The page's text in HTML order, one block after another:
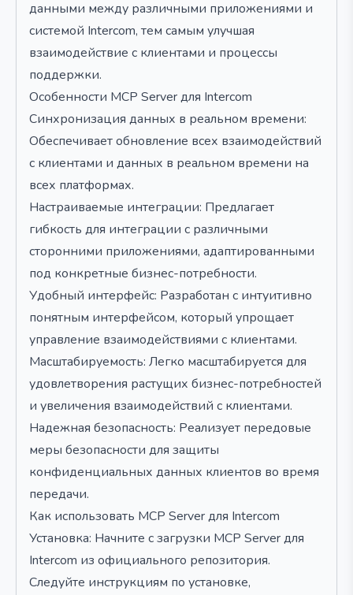
данными между различными приложениями и
системой Intercom, тем самым улучшая
взаимодействие с клиентами и процессы
поддержки.
Особенности MCP Server для Intercom
Синхронизация данных в реальном времени:
Обеспечивает обновление всех взаимодействий
с клиентами и данных в реальном времени на
всех платформах.
Настраиваемые интеграции: Предлагает
гибкость для интеграции с различными
сторонними приложениями, адаптированными
под конкретные бизнес-потребности.
Удобный интерфейс: Разработан с интуитивно
понятным интерфейсом, который упрощает
управление взаимодействиями с клиентами.
Масштабируемость: Легко масштабируется для
удовлетворения растущих бизнес-потребностей
и увеличения взаимодействий с клиентами.
Надежная безопасность: Реализует передовые
меры безопасности для защиты
конфиденциальных данных клиентов во время
передачи.
Как использовать MCP Server для Intercom
Установка: Начните с загрузки MCP Server для
Intercom из официального репозитория.
Следуйте инструкциям по установке,